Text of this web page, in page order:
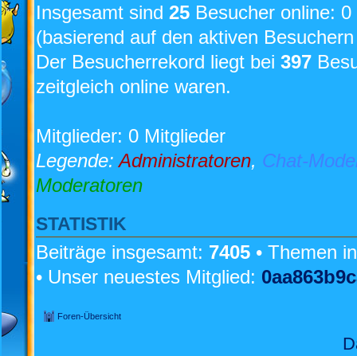
Insgesamt sind 25 Besucher online:
(basierend auf den aktiven
Der Besucherrekord liegt bei 397
zeitgleich online waren.
Mitglieder: 0 Mitglieder
Legende:Administratoren, Chat-
Moderatoren
STATISTIK
Beiträge insgesamt: 7405 • Themen
• Unser neuestes Mitglied:
Foren-Übersicht